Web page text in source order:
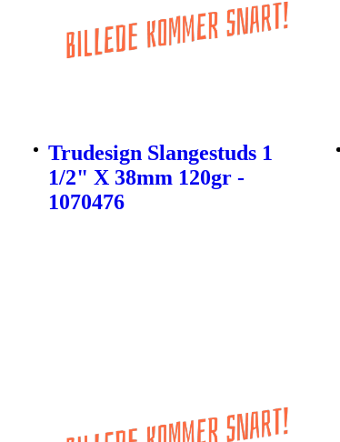
Trudesign Slangestuds 1
1/2" X 38mm 120gr -
1070476